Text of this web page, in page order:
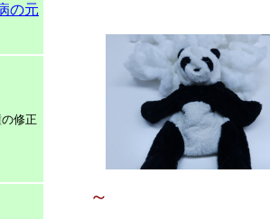
の元
修正
～